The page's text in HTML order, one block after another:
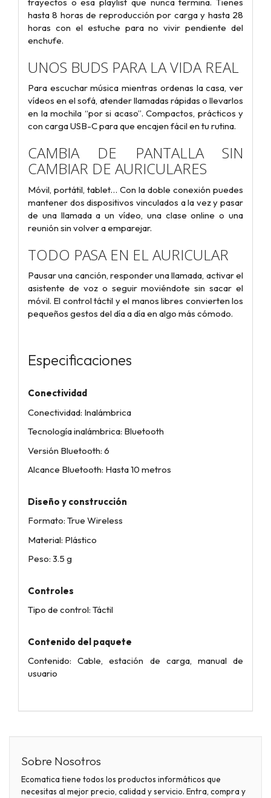
hasta 8 horas de reproducción por carga y hasta 28
horas con el estuche para no vivir pendiente del
enchufe.
UNOS BUDS PARA LA VIDA REAL
Para escuchar música mientras ordenas la casa, ver
vídeos en el sofá, atender llamadas rápidas o llevarlos
en la mochila “por si acaso”. Compactos, prácticos y
con carga USB-C para que encajen fácil en tu rutina.
CAMBIA DE PANTALLA SIN
CAMBIAR DE AURICULARES
Móvil, portátil, tablet… Con la doble conexión puedes
mantener dos dispositivos vinculados a la vez y pasar
de una llamada a un vídeo, una clase online o una
reunión sin volver a emparejar.
TODO PASA EN EL AURICULAR
Pausar una canción, responder una llamada, activar el
asistente de voz o seguir moviéndote sin sacar el
móvil. El control táctil y el manos libres convierten los
pequeños gestos del día a día en algo más cómodo.
Especificaciones
Conectividad
Conectividad: Inalámbrica
Tecnología inalámbrica: Bluetooth
Versión Bluetooth: 6
Alcance Bluetooth: Hasta 10 metros
Diseño y construcción
Formato: True Wireless
Material: Plástico
Peso: 3.5 g
Controles
Tipo de control: Táctil
Contenido del paquete
Contenido: Cable, estación de carga, manual de
usuario
Sobre Nosotros
Ecomatica tiene todos los productos informáticos que
necesitas al mejor precio, calidad y servicio. Entra, compra y